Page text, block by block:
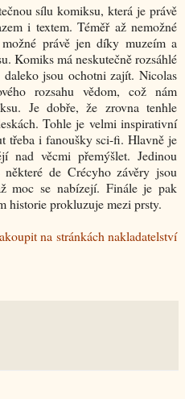
sílu komiksu, která je právě
i textem. Téměř až nemožné
právě jen díky muzeím a
Komiks má neskutečně rozsáhlé
jsou ochotni zajít. Nicolas
rozsahu vědom, což nám
Je dobře, že zrovna tenhle
Tohle je velmi inspirativní
třeba i fanoušky sci-fi. Hlavně je
věcmi přemýšlet. Jedinou
de Crécyho závěry jsou
moc se nabízejí. Finále je pak
historie prokluzuje mezi prsty.
na stránkách nakladatelství